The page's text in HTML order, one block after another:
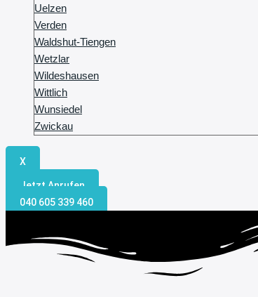
Uelzen
Verden
Waldshut-Tiengen
Wetzlar
Wildeshausen
Wittlich
Wunsiedel
Zwickau
X
Jetzt Anrufen
040 605 339 460